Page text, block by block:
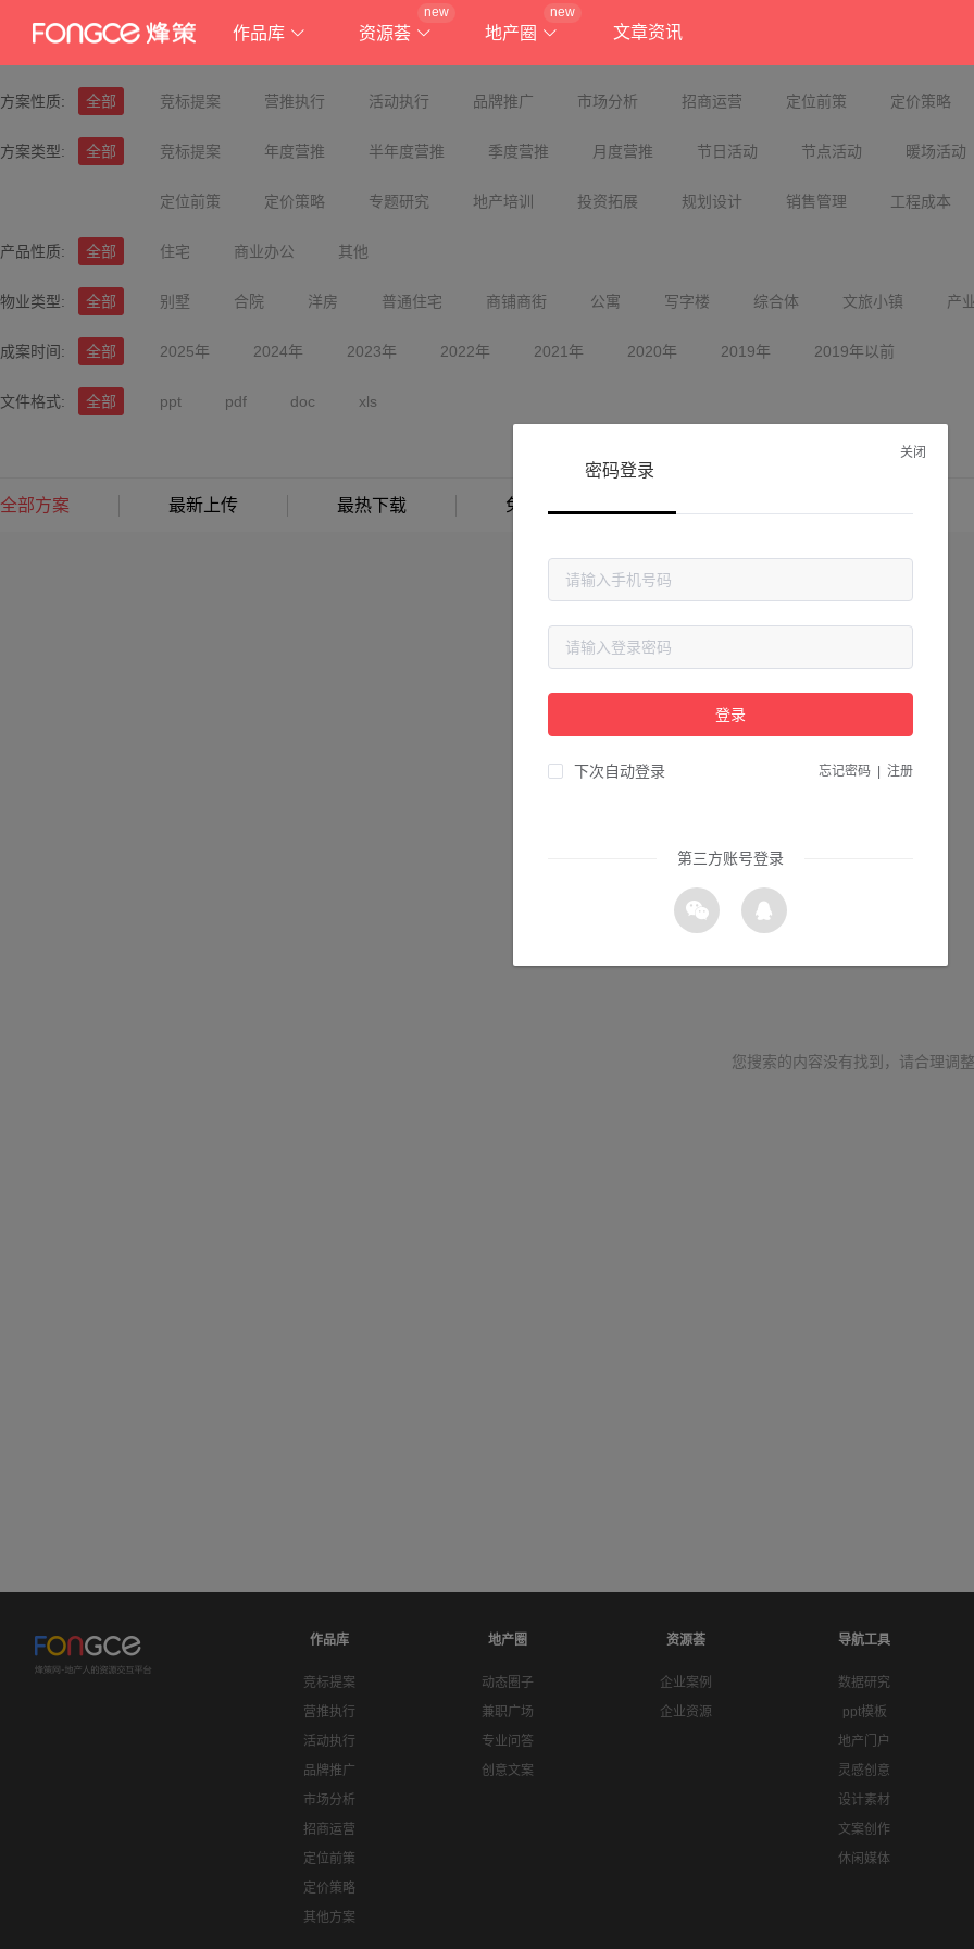
作品库 资源荟
new
地产圈
new
文章资讯
方案性质: 全部 竞标提案 营推执行 活动执行 品牌推广 市场分析 招商运营 定位前策 定价策略
方案类型: 全部 竞标提案 年度营推 半年度营推 季度营推 月度营推 节日活动 节点活动 暖场活动
定位前策 定价策略 专题研究 地产培训 投资拓展 规划设计 销售管理 工程成本
产品性质: 全部 住宅 商业办公 其他
物业类型: 全部 别墅 合院 洋房 普通住宅 商铺商街 公寓 写字楼 综合体 文旅小镇 产
成案时间: 全部 2025年 2024年 2023年 2022年 2021年 2020年 2019年 2019年以前
文件格式: 全部 ppt pdf doc xls
全部方案 最新上传 最热下载 免费专区
您搜索的内容没有找到，请合理调
作品库
竞标提案
营推执行
活动执行
品牌推广
市场分析
招商运营
定位前策
定价策略
其他方案
地产圈
动态圈子
兼职广场
专业问答
创意文案
资源荟
企业案例
企业资源
导航工具
数据研究
ppt模板
地产门户
灵感创意
设计素材
文案创作
休闲媒体
关闭
密码登录
登录
下次自动登录 忘记密码 注册
第三方账号登录